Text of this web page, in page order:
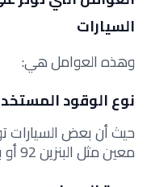
السيارات
وهذه العوامل هي:
نوع الوقود
حيث أن بعض السيارات
معين مثل البنزين 92 أو بنزين 95.